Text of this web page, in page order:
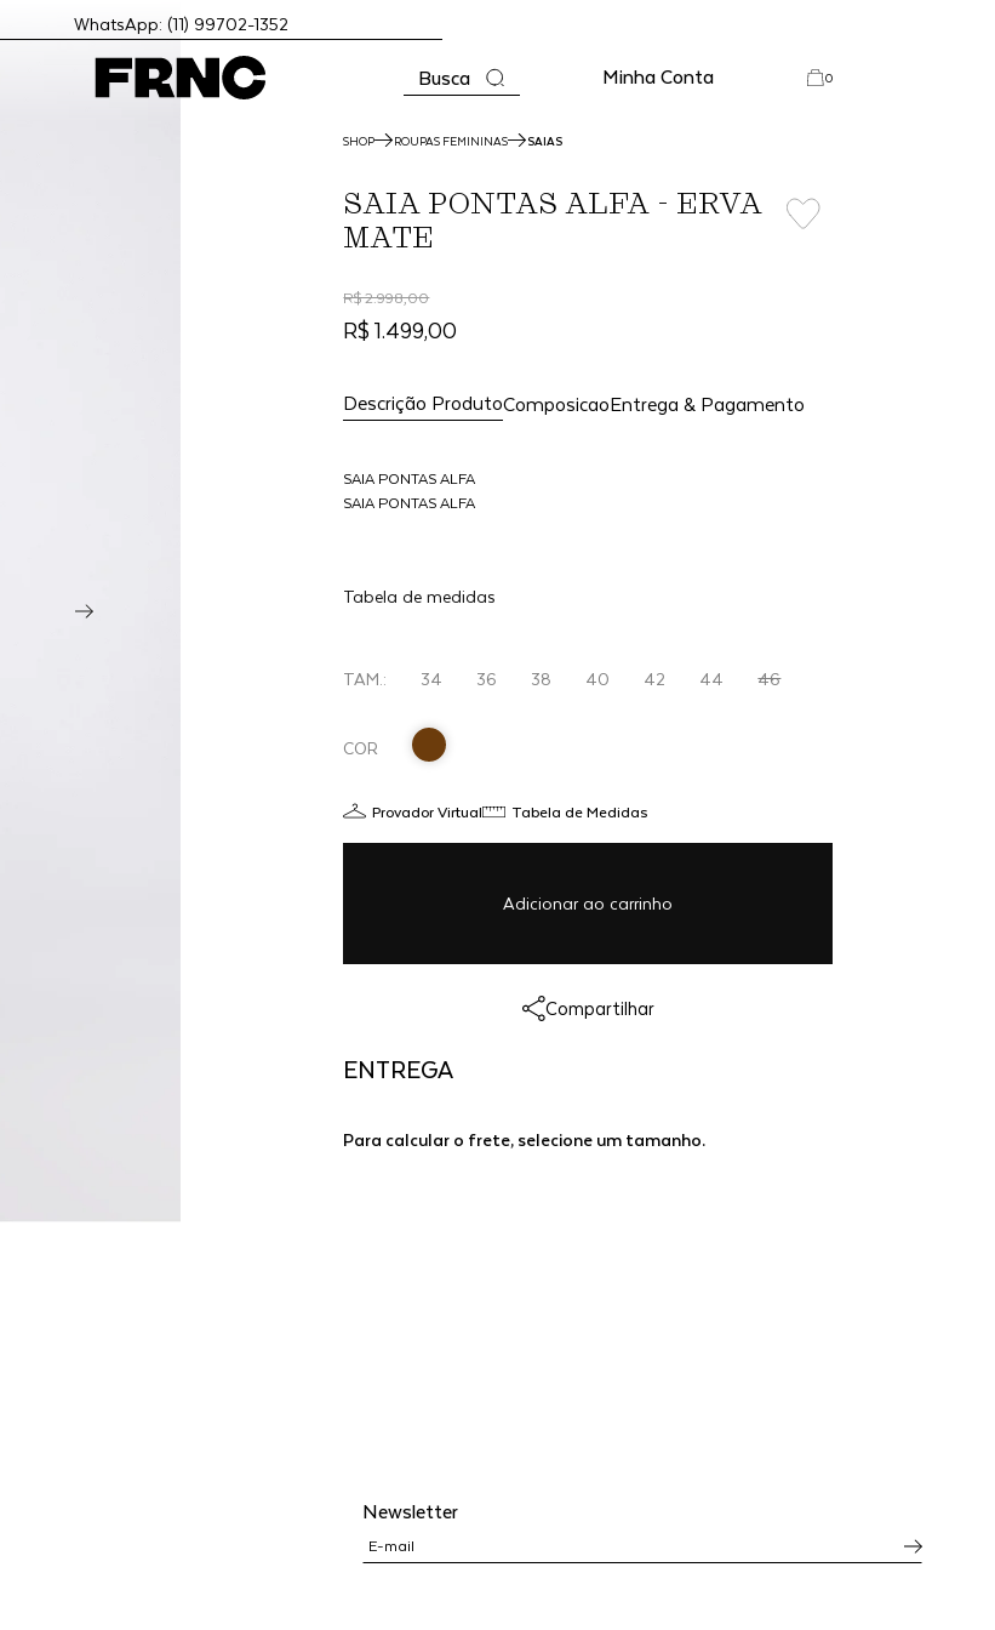
WhatsApp: (11) 99702-1352
Busca Minha Conta 0
SHOP ROUPAS FEMININAS SAIAS
SAIA PONTAS ALFA - ERVA
MATE
R$ 2.998,00
R$ 1.499,00
Composicao
Descrição Produto Entrega & Pagamento
SAIA PONTAS ALFA
SAIA PONTAS ALFA
Tabela de medidas
MATE
TAM.: 34 36 38 40 42 44 46
COR
Provador Virtual Tabela de Medidas
Adicionar ao carrinho
Link copiado!
Redirecionando...
Compartilhar
ENTREGA
Para calcular o frete, selecione um tamanho.
Newsletter